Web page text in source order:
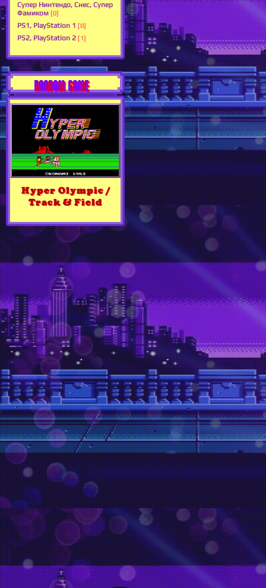
Супер Нинтендо, Снес, Супер
Фамиком [0]
PS1, PlayStation 1 [0]
PS2, PlayStation 2 [1]
RANDOM GAME
Hyper Olympic /
Track & Field